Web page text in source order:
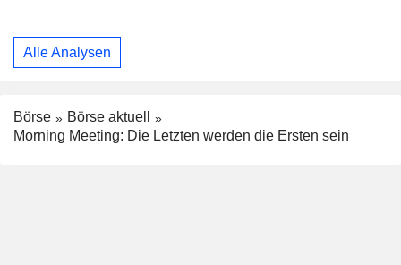
Alle Analysen
Börse
Börse aktuell
Morning Meeting: Die Letzten werden die Ersten sein